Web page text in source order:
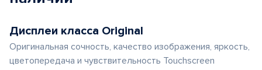
Дисплеи класса Original
Оригинальная сочность, качество изображения, яркость,
цветопередача и чувствительность Touchscreen